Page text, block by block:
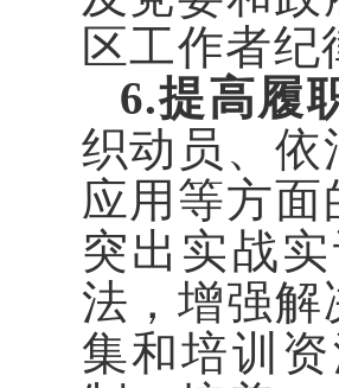
区工作者
6.提高履
织动员、依
应用等方
突出实战
法，增强解
集和培训